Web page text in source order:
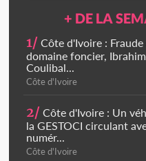
+ DE LA
1/ Côte d'Ivoire : Fraude
domaine foncier,
Coulibal...
Côte d'Ivoire
2/ Côte d'Ivoire : Un
la GESTOCI circulant
numér...
Côte d'Ivoire